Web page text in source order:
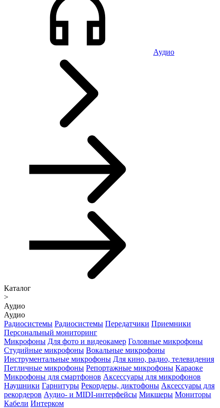
Аудио
Каталог
>
Аудио
Аудио
Радиосистемы Радиосистемы Передатчики Приемники
Персональный мониторинг
Микрофоны Для фото и видеокамер Головные микрофоны
Студийные микрофоны Вокальные микрофоны
Инструментальные микрофоны Для кино, радио, телевидения
Петличные микрофоны Репортажные микрофоны Караоке
Микрофоны для смартфонов Аксессуары для микрофонов
Наушники Гарнитуры Рекордеры, диктофоны Аксессуары для
рекордеров Аудио- и MIDI-интерфейсы Микшеры Мониторы
Кабели Интерком